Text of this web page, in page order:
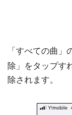
「すべての曲」
除」をタップす
除されます。